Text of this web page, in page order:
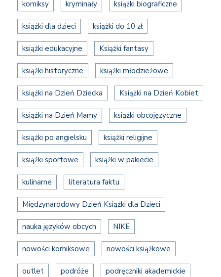
komiksy kryminały książki biograficzne
książki dla dzieci książki do 10 zł
książki edukacyjne Książki fantasy
książki historyczne książki młodzieżowe
książki na Dzień Dziecka Książki na Dzień Kobiet
książki na Dzień Mamy książki obcojęzyczne
książki po angielsku książki religijne
książki sportowe książki w pakiecie
kulinarne literatura faktu
Międzynarodowy Dzień Książki dla Dzieci
nauka języków obcych NIKE
nowości komiksowe nowości książkowe
outlet podróże podręczniki akademickie